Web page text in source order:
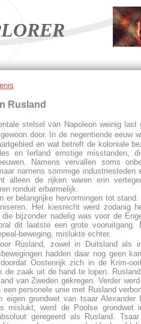
Rusland
stelsel van Napoleon weinig
door. In de negentiende eeuw
en wat betreft de koloniale
en Ierland ernstige misstanden,
Namens vervallen soms
namens sommige
alleen de rijken waren erin
ronduit erbarmelijk.
er belangrijke hervormingen tot
Het kiesrecht werd zodanig
bijzonder nadelig was voor de
dit laatste een grote
beweging, mislukte echter.
Rusland, zowel in Duitsland als
hadden daar nog geen
Oostenrijk zich in de Krim-
de zaak uit de hand te lopen.
van Zweden gekregen. Verder
personele unie met Rusland
eigen grondwet van tsaar Alexander
mislukt, werd de Poolse grondwet
geregeerd als Rusland. Tsaar